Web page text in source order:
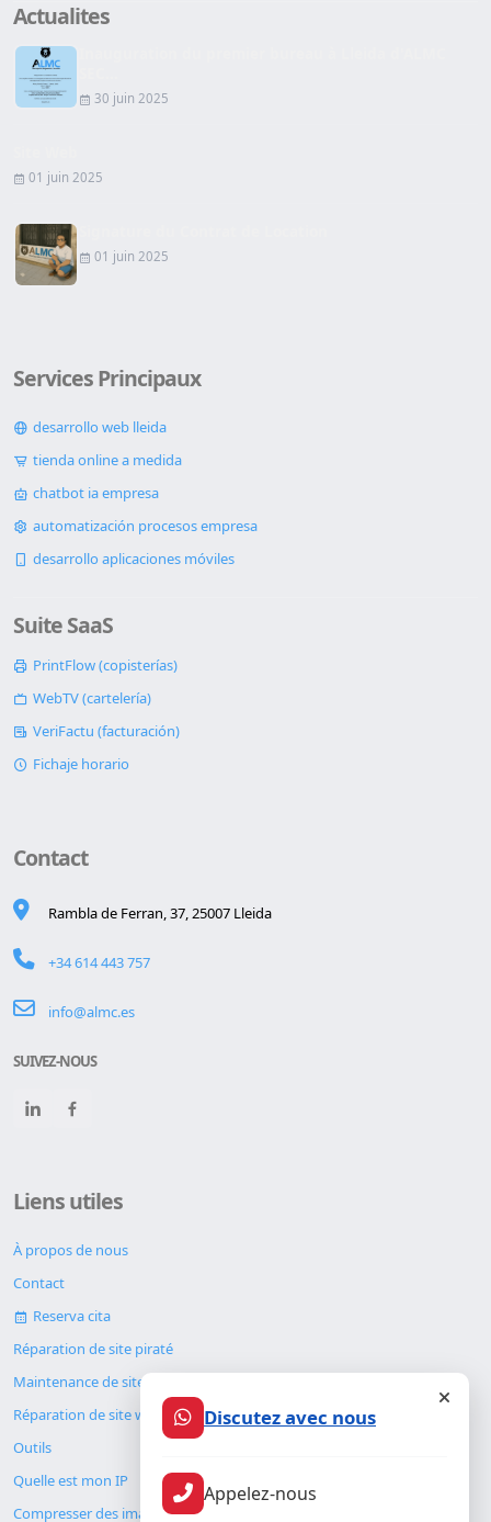
Actualites
30 juin 2025
01 juin 2025
01 juin 2025
Services Principaux
desarrollo web lleida
tienda online a medida
chatbot ia empresa
automatización procesos empresa
desarrollo aplicaciones móviles
Suite SaaS
PrintFlow (copisterías)
WebTV (cartelería)
VeriFactu (facturación)
Fichaje horario
Contact
Rambla de Ferran, 37, 25007 Lleida
+34 614 443 757
info@almc.es
SUIVEZ-NOUS
Liens utiles
À propos de nous
Contact
Reserva cita
Réparation de site piraté
Maintenance de site web
Réparation de site web
Outils
Quelle est mon IP
Compresser des images
Discutez avec nous
Appelez-nous